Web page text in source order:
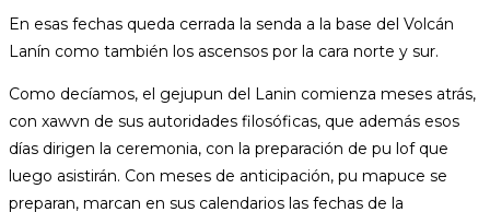
En esas fechas queda cerrada la senda a la base del Volcán
Lanín como también los ascensos por la cara norte y sur.
Como decíamos, el gejupun del Lanin comienza meses atrás,
con xawvn de sus autoridades filosóficas, que además esos
días dirigen la ceremonia, con la preparación de pu lof que
luego asistirán. Con meses de anticipación, pu mapuce se
preparan, marcan en sus calendarios las fechas de la